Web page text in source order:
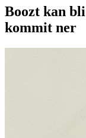
Boozt kan
kommit ner